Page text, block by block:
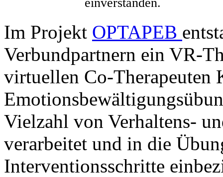
Im Projekt OPTAPEB
Verbundpartnern ein VR-
virtuellen Co-Therapeuten
Vielzahl von Verhaltens-
verarbeitet und in die
Interventionsschritte